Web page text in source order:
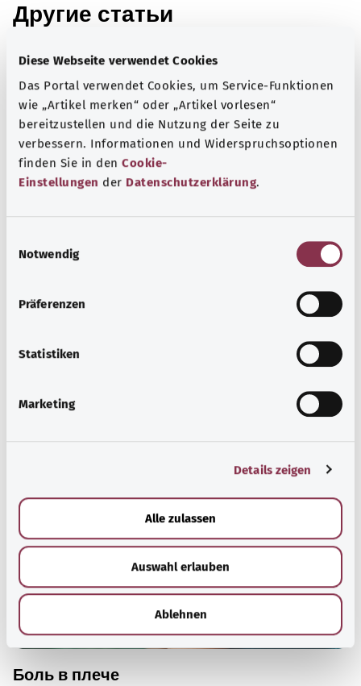
Diese Webseite verwendet Cookies
Das Portal verwendet Cookies, um Service-Funktionen
wie „Artikel merken“ oder „Artikel vorlesen“
bereitzustellen und die Nutzung der Seite zu
verbessern. Informationen und Widerspruchsoptionen
finden Sie in den Cookie-
Einstellungen der Datenschutzerklärung.
Notwendig
Präferenzen
Statistiken
Marketing
Details zeigen
Alle zulassen
Auswahl erlauben
Ablehnen
Другие статьи
Артроз тазобедренного сустава
Артроз тазобедренного сустава часто начинается
движении. Важнейшие меры включают в себя
двигательную терапию и прием обезболивающих из
Боль в плече